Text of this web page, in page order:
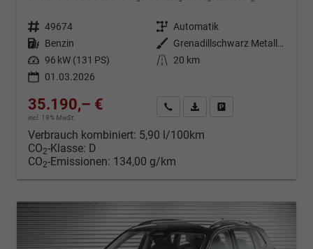
Fahrzeugnr. 49674 Getriebe Automatik
Kraftstoff Benzin Außenfarbe
Grenadillschwarz Metallic (0E)
Leistung 96 kW (131 PS) Kilometerstand
20 km
01.03.2026
35.190,– €
incl. 19% MwSt.
Kontakt & Angebot anfordern
PDF-Datei, Fahrzeugexposé
Verbrauch kombiniert: 5,90 l/100km
CO2-Klasse: D
CO2-Emissionen: 134,00 g/km